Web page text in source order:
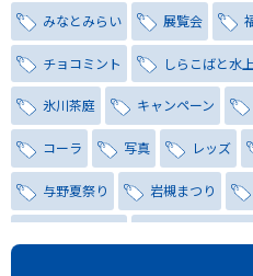
みなとみらい 展覧会
チョコミント しらこばと水
氷川茶庭 キャンペーン
コーラ 写真 レッズ
与野夏祭り 岩槻まつり